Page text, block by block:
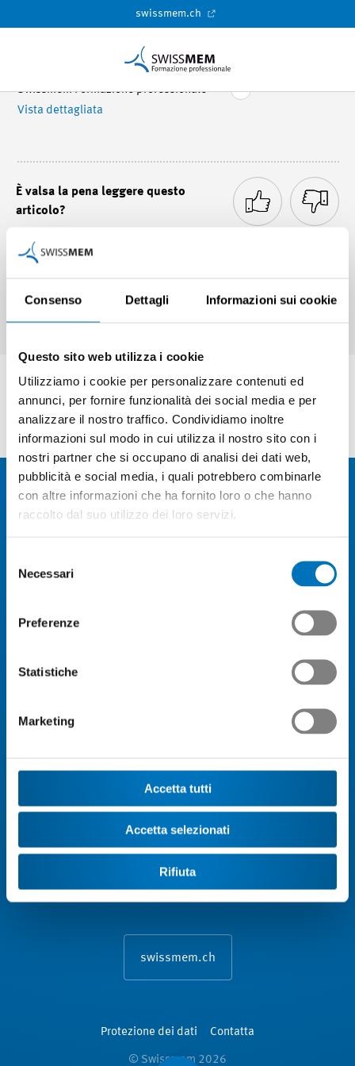
Consenso Dettagli Informazioni sui cookie
Questo sito web utilizza i cookie
Utilizziamo i cookie per personalizzare contenuti ed
annunci, per fornire funzionalità dei social media e per
analizzare il nostro traffico. Condividiamo inoltre
informazioni sul modo in cui utilizza il nostro sito con i
nostri partner che si occupano di analisi dei dati web,
pubblicità e social media, i quali potrebbero combinarle
con altre informazioni che ha fornito loro o che hanno
raccolto dal suo utilizzo dei loro servizi.
delNecessari
Preferenze
Statistiche
Marketing
Accetta tutti
Accetta selezionati
Rifiuta
swissmem.ch
Swissmem Formazione professionale
Vista dettagliata
È valsa la pena leggere questo
articolo?
Swissmem Formazione
professionale
Su Swissmem Formazione ­professionale
swissmem.ch
Protezione dei dati Contatta
© Swissmem 2026